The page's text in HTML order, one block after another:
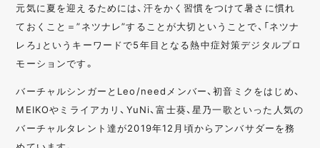
元気に夏を迎えるためには、汗をかく習慣をつけて暑さに慣れ
ておくこと＝”ネツナレ”することが大切ということで、「ネツナ
レろ」というキーワードで5年目となる熱中症対策デジタルプロ
モーションです。
バーチャルシンガーとLeo/needメンバー、初音ミクをはじめ、
MEIKOやミライアカリ、YuNi、富士葵、星乃一歌といった人気の
バーチャルタレント達が2019年12月頃からアンバサダーを務